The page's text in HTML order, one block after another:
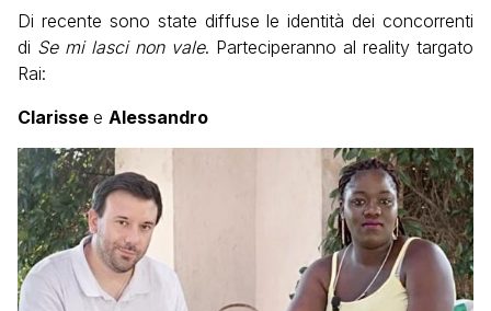
Di recente sono state diffuse le identità dei concorrenti
di Se mi lasci non vale. Parteciperanno al reality targato
Rai:
Clarisse e Alessandro